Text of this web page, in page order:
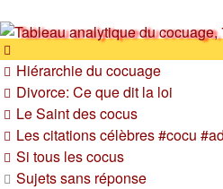
SOS cocu
SOS cocu est une association loi
soutien aux victimes d'adultère.
recevoir un soutien moral pour
personnelle douloureuse
Hiérarchie du cocuage
Divorce: Ce que dit la loi
Le Saint des cocus
Les citations célèbres #cocu
Si tous les cocus
Sujets sans réponse